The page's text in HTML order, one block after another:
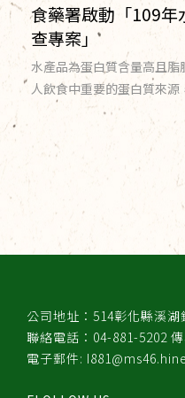
食藥署啟動「109年
查專案」
水產品為蛋白質含量高且
人飲食中重要的蛋白質來
公司地址：514彰化縣溪
聯絡電話：04-881-5202
電子郵件: